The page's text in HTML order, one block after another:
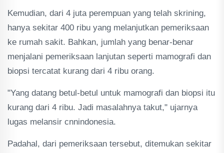
Kemudian, dari 4 juta perempuan yang telah skrining,
hanya sekitar 400 ribu yang melanjutkan pemeriksaan
ke rumah sakit. Bahkan, jumlah yang benar-benar
menjalani pemeriksaan lanjutan seperti mamografi dan
biopsi tercatat kurang dari 4 ribu orang.
"Yang datang betul-betul untuk mamografi dan biopsi itu
kurang dari 4 ribu. Jadi masalahnya takut," ujarnya
lugas melansir cnnindonesia.
Padahal, dari pemeriksaan tersebut, ditemukan sekitar